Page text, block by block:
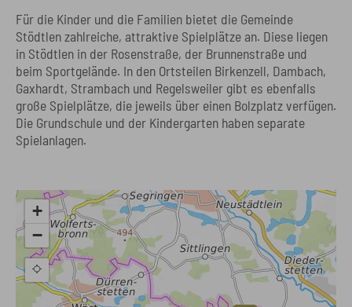
Für die Kinder und die Familien bietet die Gemeinde
Stödtlen zahlreiche, attraktive Spielplätze an. Diese liegen
in Stödtlen in der Rosenstraße, der Brunnenstraße und
beim Sportgelände. In den Ortsteilen Birkenzell, Dambach,
Gaxhardt, Strambach und Regelsweiler gibt es ebenfalls
große Spielplätze, die jeweils über einen Bolzplatz verfügen.
Die Grundschule und der Kindergarten haben separate
Spielanlagen.